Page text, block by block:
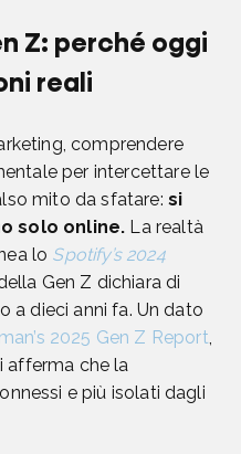
Z: perché oggi
reali
comprendere
per intercettare le
mito da sfatare: si
solo online. La realtà
lo Spotify’s 2024
Gen Z dichiara di
a dieci anni fa. Un dato
2025 Gen Z Report,
afferma che la
e più isolati dagli